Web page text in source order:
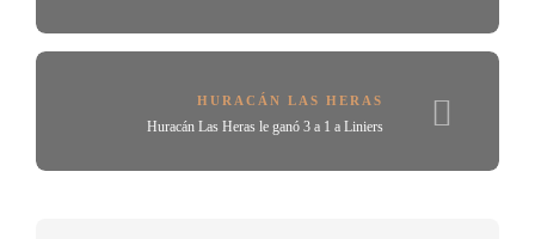
HURACÁN LAS HERAS
Huracán Las Heras le ganó 3 a 1 a Liniers